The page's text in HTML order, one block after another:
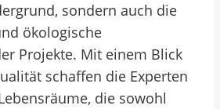
sondern auch die
ökologische
Projekte. Mit einem Blick
schaffen die Experten
die sowohl